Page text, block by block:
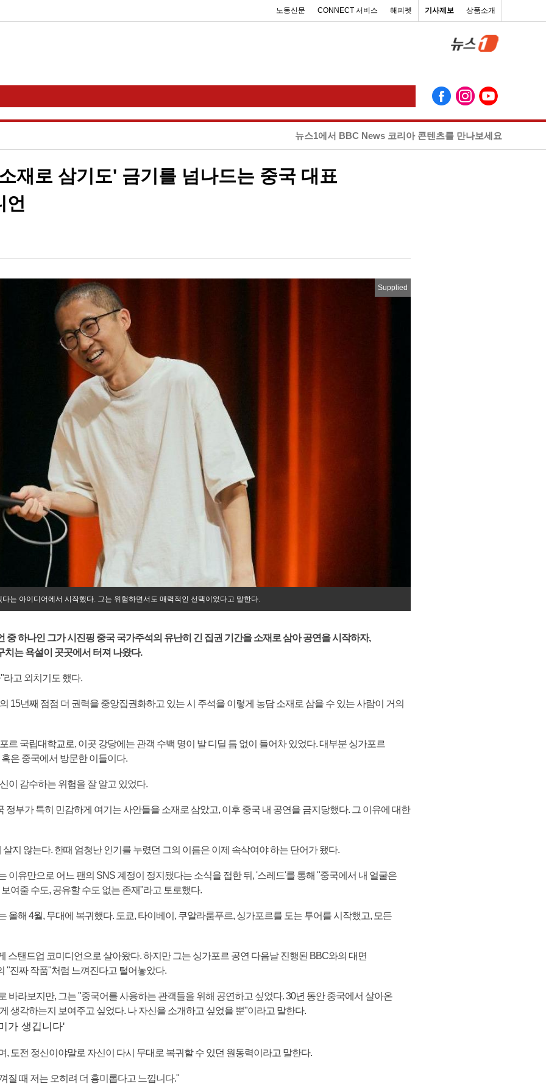
기사제보 상품소개
노동신문 CONNECT 서비스 해피펫
뉴스1에서 BBC News 코리아 콘텐츠를 만나보세요
재로 삼기도' 금기를 넘나드는 중국 대표
언
Supplied
는 아이디어에서 시작했다. 그는 위험하면서도 매력적인 선택이었다고 말한다.
중 하나인 그가 시진핑 중국 국가주석의 유난히 긴 집권 기간을 소재로 삼아 공연을 시작하자,
는 욕설이 곳곳에서 터져 나왔다.
라고 외치기도 했다.
15년째 점점 더 권력을 중앙집권화하고 있는 시 주석을 이렇게 농담 소재로 삼을 수 있는 사람이 거의
르 국립대학교로, 이곳 강당에는 관객 수백 명이 발 디딜 틈 없이 들어차 있었다. 대부분 싱가포르
은 중국에서 방문한 이들이다.
이 감수하는 위험을 잘 알고 있었다.
정부가 특히 민감하게 여기는 사안들을 소재로 삼았고, 이후 중국 내 공연을 금지당했다. 그 이유에 대한
지 않는다. 한때 엄청난 인기를 누렸던 그의 이름은 이제 속삭여야 하는 단어가 됐다.
이유만으로 어느 팬의 SNS 계정이 정지됐다는 소식을 접한 뒤, '스레드'를 통해 "중국에서 내 얼굴은
여줄 수도, 공유할 수도 없는 존재"라고 토로했다.
올해 4월, 무대에 복귀했다. 도쿄, 타이베이, 쿠알라룸푸르, 싱가포르를 도는 투어를 시작했고, 모든
스탠드업 코미디언으로 살아왔다. 하지만 그는 싱가포르 공연 다음날 진행된 BBC와의 대면
"진짜 작품"처럼 느껴진다고 털어놓았다.
바라보지만, 그는 "중국어를 사용하는 관객들을 위해 공연하고 싶었다. 30년 동안 중국에서 살아온
생각하는지 보여주고 싶었다. 나 자신을 소개하고 싶었을 뿐"이라고 말한다.
가 생깁니다'
, 도전 정신이야말로 자신이 다시 무대로 복귀할 수 있던 원동력이라고 말한다.
질 때 저는 오히려 더 흥미롭다고 느낍니다."